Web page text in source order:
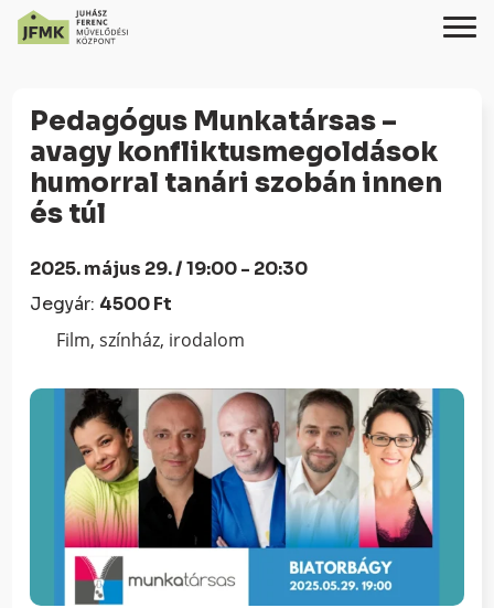
Content
navigációhoz
Pedagógus Munkatársas –
avagy konfliktusmegoldások
humorral tanári szobán innen
és túl
2025. május 29. / 19:00 - 20:30
Jegyár: 4500 Ft
Film, színház, irodalom